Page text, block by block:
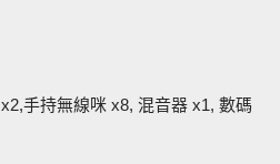
手持無線咪 x8, 混音器 x1, 數碼